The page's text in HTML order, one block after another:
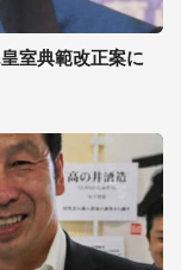
室典範改正案に